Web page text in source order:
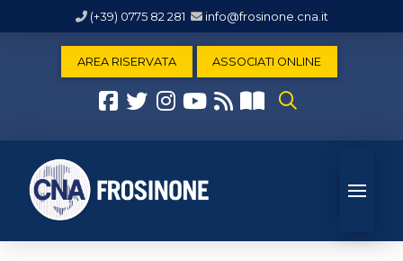
(+39) 0775 82 281 info@frosinone.cna.it
AREA RISERVATA ASSOCIATI ONLINE